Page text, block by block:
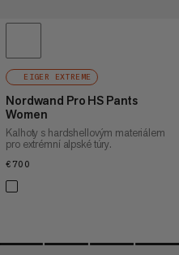
EIGER EXTREME
Nordwand Pro HS Pants
Women
Kalhoty s hardshellovým materiálem
pro extrémní alpské túry.
€700